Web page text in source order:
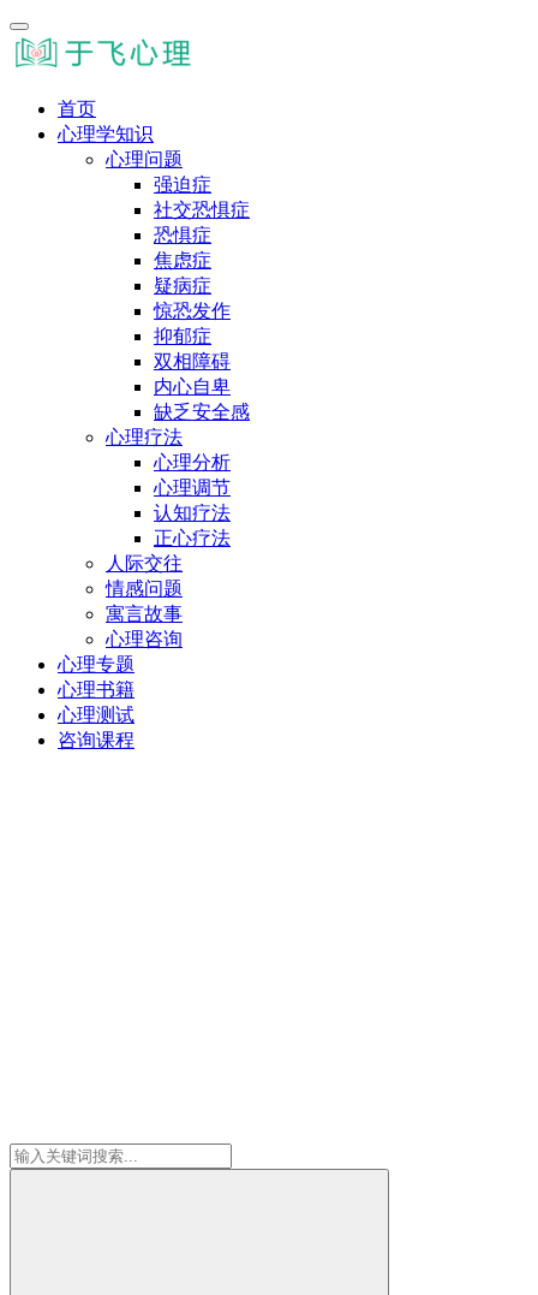
首页
心理学知识
心理问题
强迫症
社交恐惧症
恐惧症
焦虑症
疑病症
惊恐发作
抑郁症
双相障碍
内心自卑
缺乏安全感
心理疗法
心理分析
心理调节
认知疗法
正心疗法
人际交往
情感问题
寓言故事
心理咨询
心理专题
心理书籍
心理测试
咨询课程